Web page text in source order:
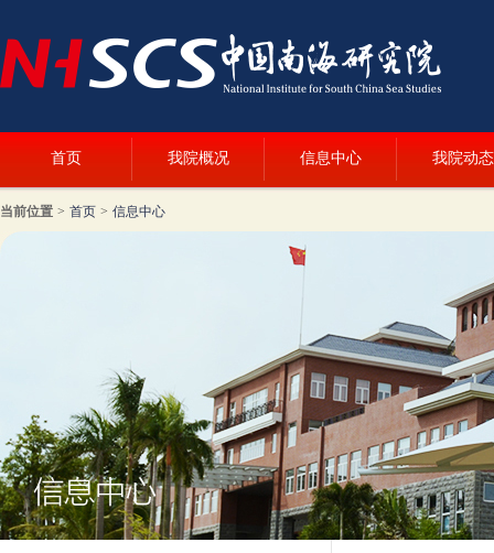
首页 我院概况 信息中心 我院动态
当前位置 > 首页 > 信息中心